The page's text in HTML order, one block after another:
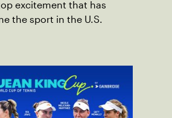
excitement that has
the sport in the U.S.